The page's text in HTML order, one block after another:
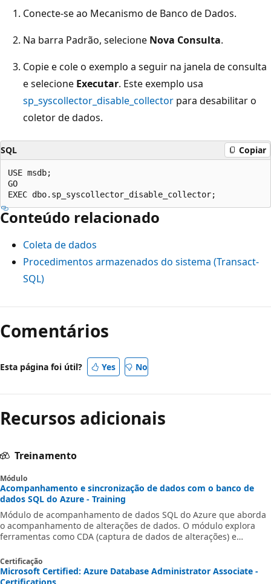
Conecte-se ao Mecanismo de Banco de Dados.
Na barra Padrão, selecione Nova Consulta.
Copie e cole o exemplo a seguir na janela de consulta
e selecione Executar. Este exemplo usa
sp_syscollector_disable_collector para desabilitar o
coletor de dados.
SQL Copiar
USE msdb;
GO
Conteúdo relacionado
Coleta de dados
Procedimentos armazenados do sistema (Transact-
SQL)
Modo
de
leitura
Comentários
Esta página foi útil? Yes No
Recursos adicionais
Treinamento
Módulo
Acompanhamento e sincronização de dados com o banco de
dados SQL do Azure - Training
Módulo de acompanhamento de dados SQL do Azure que aborda
o acompanhamento de alterações de dados. O módulo explora
ferramentas como CDA (captura de dados de alterações) e
Certificação
Microsoft Certified: Azure Database Administrator Associate -
Certifications